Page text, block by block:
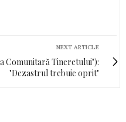
NEXT ARTICLE
Comunitară Tineretului"):
"Dezastrul trebuie oprit"